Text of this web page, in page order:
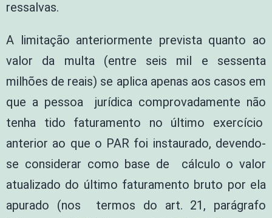
ressalvas.
A limitação anteriormente prevista quanto ao
valor da multa (entre seis mil e sessenta
milhões de reais) se aplica apenas aos casos em
que a pessoa jurídica comprovadamente não
tenha tido faturamento no último exercício
anterior ao que o PAR foi instaurado, devendo-
se considerar como base de cálculo o valor
atualizado do último faturamento bruto por ela
apurado (nos termos do art. 21, parágrafo